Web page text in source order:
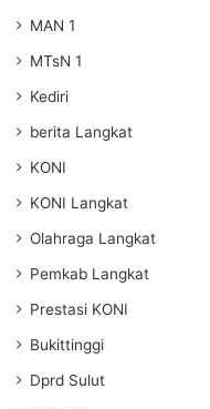
MAN 1
MTsN 1
Kediri
berita Langkat
KONI
KONI Langkat
Olahraga Langkat
Pemkab Langkat
Prestasi KONI
Bukittinggi
Dprd Sulut